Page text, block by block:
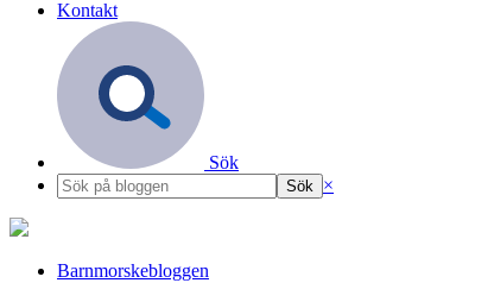
Kontakt
Sök
×
Barnmorskebloggen